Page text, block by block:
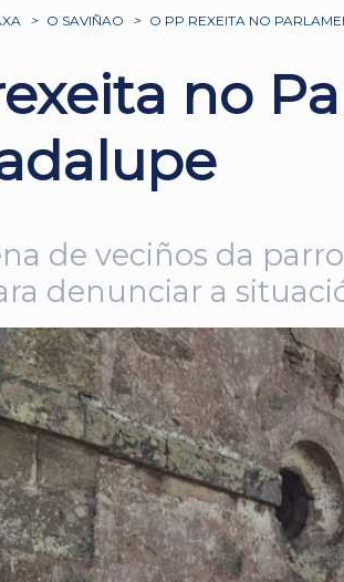
> O SAVIÑAO > O PP REXEITA NO
no
de veciños da
denunciar a